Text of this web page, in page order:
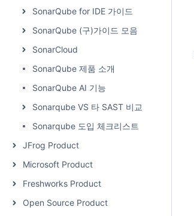
SonarQube for IDE 가이드
SonarQube (구)가이드 모음
SonarCloud
SonarQube 제품 소개
SonarQube AI 기능
Sonarqube VS 타 SAST 비교
Sonarqube 도입 체크리스트
JFrog Product
Microsoft Product
Freshworks Product
Open Source Product